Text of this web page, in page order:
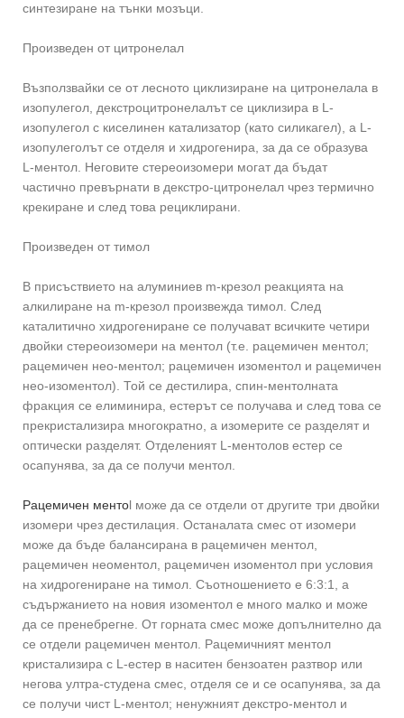
синтезиране на тънки мозъци.
Произведен от цитронелал
Възползвайки се от лесното циклизиране на цитронелала в
изопулегол, декстроцитронелалът се циклизира в L-
изопулегол с киселинен катализатор (като силикагел), а L-
изопулеголът се отделя и хидрогенира, за да се образува
L-ментол. Неговите стереоизомери могат да бъдат
частично превърнати в декстро-цитронелал чрез термично
крекиране и след това рециклирани.
Произведен от тимол
В присъствието на алуминиев m-крезол реакцията на
алкилиране на m-крезол произвежда тимол. След
каталитично хидрогениране се получават всичките четири
двойки стереоизомери на ментол (т.е. рацемичен ментол;
рацемичен нео-ментол; рацемичен изоментол и рацемичен
нео-изоментол). Той се дестилира, спин-ментолната
фракция се елиминира, естерът се получава и след това се
прекристализира многократно, а изомерите се разделят и
оптически разделят. Отделеният L-ментолов естер се
осапунява, за да се получи ментол.
Рацемичен ментоl може да се отдели от другите три двойки
изомери чрез дестилация. Останалата смес от изомери
може да бъде балансирана в рацемичен ментол,
рацемичен неоментол, рацемичен изоментол при условия
на хидрогениране на тимол. Съотношението е 6:3:1, а
съдържанието на новия изоментол е много малко и може
да се пренебрегне. От горната смес може допълнително да
се отдели рацемичен ментол. Рацемичният ментол
кристализира с L-естер в наситен бензоатен разтвор или
негова ултра-студена смес, отделя се и се осапунява, за да
се получи чист L-ментол; ненужният декстро-ментол и